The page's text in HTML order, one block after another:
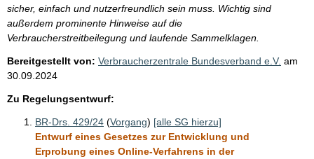
sicher, einfach und nutzerfreundlich sein muss. Wichtig sind
außerdem prominente Hinweise auf die
Verbraucherstreitbeilegung und laufende Sammelklagen.
Bereitgestellt von: Verbraucherzentrale Bundesverband e.V. am
30.09.2024
Zu Regelungsentwurf:
BR-Drs. 429/24 (Vorgang) [alle SG hierzu]
Entwurf eines Gesetzes zur Entwicklung und
Erprobung eines Online-Verfahrens in der